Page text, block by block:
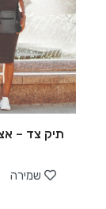
תיק צד –
שמירה